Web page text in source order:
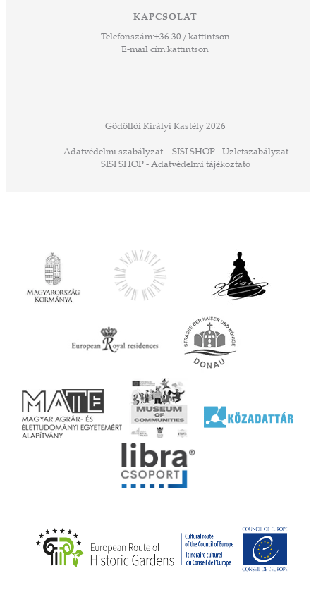
KAPCSOLAT
Telefonszám:+36 30 / kattintson
E-mail cím:kattintson
Gödöllői Királyi Kastély 2026
Adatvédelmi szabályzat
SISI SHOP - Üzletszabályzat
SISI SHOP - Adatvédelmi tájékoztató